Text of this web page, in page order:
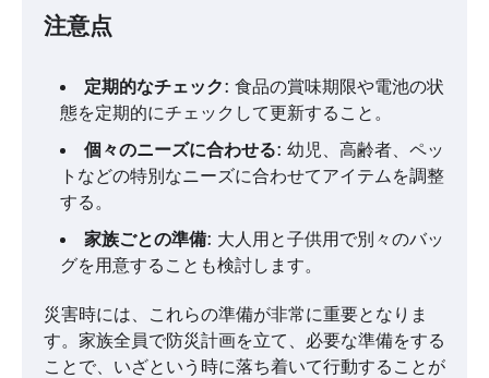
注意点
定期的なチェック: 食品の賞味期限や電池の状
態を定期的にチェックして更新すること。
個々のニーズに合わせる: 幼児、高齢者、ペッ
トなどの特別なニーズに合わせてアイテムを調整
する。
家族ごとの準備: 大人用と子供用で別々のバッ
グを用意することも検討します。
災害時には、これらの準備が非常に重要となりま
す。家族全員で防災計画を立て、必要な準備をする
ことで、いざという時に落ち着いて行動することが